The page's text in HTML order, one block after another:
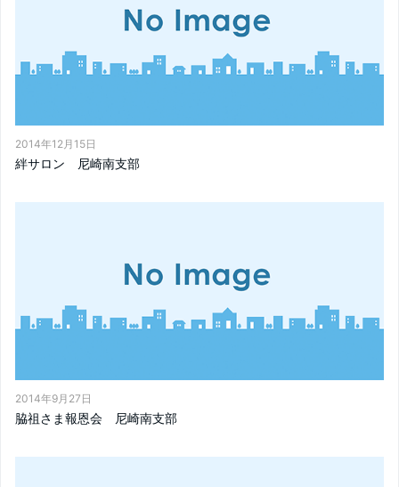
2014年12月15日
絆サロン 尼崎南支部
2014年9月27日
脇祖さま報恩会 尼崎南支部